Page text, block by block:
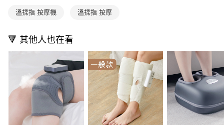
由本公司與您本人進行分期帳單所需資料之確認、核對及更正。
3.完整用戶服務條款，請詳閱以下連結：
客戶支援中心」https://netprotections.freshdesk.com/support/home
１．透過由恩沛科技股份有限公司提供之「AFTEE先享後付」服務完成之交
權轉讓予恩沛科技股份有限公司。
２．關於個人資料處理事宜，請瀏覽以下網址：
https://aftee.tw/terms/#terms3
３．未成年的使用者請事先徵得法定代理人或監護人之同意方可使用
「AFTEE先享後付」，若未經同意申辦者引起之損失，本公司不負相關責
４．使用「AFTEE先享後付」時，將依據個別帳號之用戶狀況，依本公司即
時審查核予不同之上限額度；若仍有額度不足之情形，本公司將視審查結果
溫揉指 按摩機 溫揉指 按摩
🔻 其他人也在看